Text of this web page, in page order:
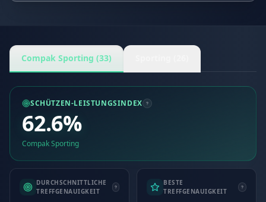
Compak Sporting (33)
SCHÜTZEN-LEISTUNGSINDEX
62.6%
Compak Sporting
DURCHSCHNITTLICHE
TREFFGENAUIGKEIT
BESTE
TREFFGENAUIGKEIT